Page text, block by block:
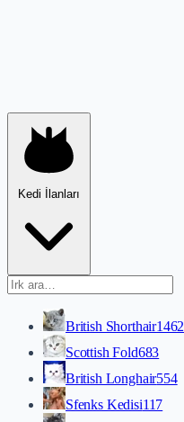
Kedi İlanları
British Shorthair1462
Scottish Fold683
British Longhair554
Sfenks Kedisi117